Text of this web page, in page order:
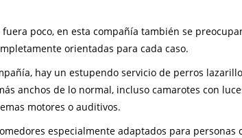
poco, en esta compañía también se
orientadas para cada caso.
hay un estupendo servicio de perros
anchos de lo normal, incluso camarotes con
motores o auditivos.
especialmente adaptados para personas